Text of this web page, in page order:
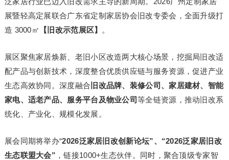
展暨轻高定展联合广东省定制家居协会旧改专委会，全面升级打
造 3000㎡
【旧改示范展区】 。
展区聚焦家居焕新、老旧小区改造两大核心场景，挖掘局旧改适
配产品与创新技术，深度整合优质供应链与服务资源，促进产业
生态高效协同。深度融合 旧改品牌、装修公司、家居建材、智能
家电、适老产品、服务平台及物业公司等全链资源，推动旧改系
统化、产业化、规模化发展。
展会同期将举办“2026泛家居旧改创新论坛”、“2026泛家居旧改
生态联盟大会” ，链接1000+生态伙伴。同时，聚合顶级专家智